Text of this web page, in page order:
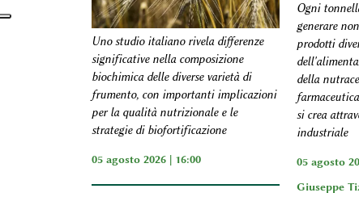
Uno studio italiano rivela differenze
significative nella composizione
biochimica delle diverse varietà di
frumento, con importanti implicazioni
per la qualità nutrizionale e le
strategie di biofortificazione
05 agosto 2026 | 16:00
Ogni
generare
prodotti
della
si crea
industriale
05 agosto
Giuseppe